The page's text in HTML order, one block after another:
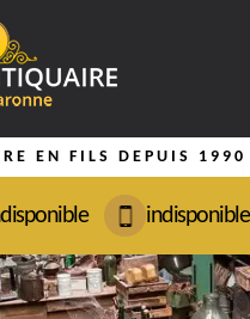
EN FILS DEPUIS 1990
indisponible